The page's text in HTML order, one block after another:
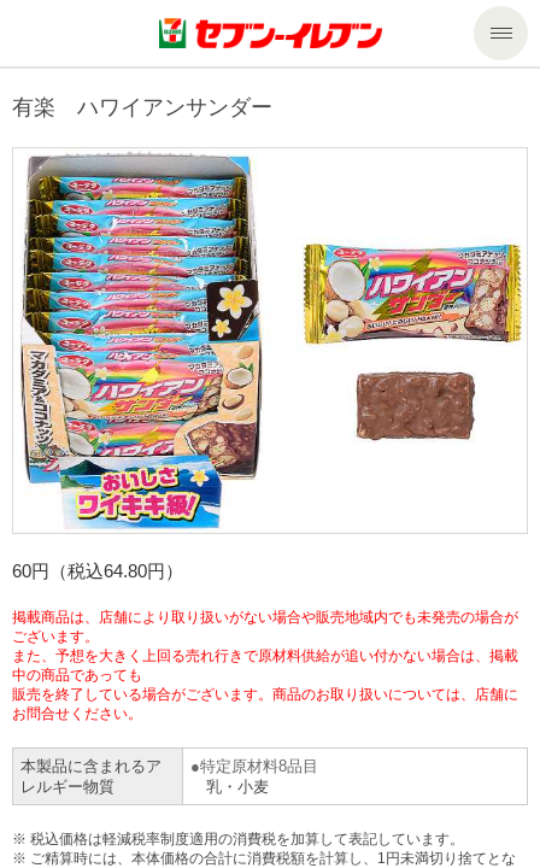
商品のご案内
商品のご案内トップ
今週の新商品
来週の新商品
商品カテゴリ一覧
セブンプレミアム
食の安全・安心への取組み
ギフト
プリペイドカード・金券
ニンテンドー・ダウンロードカード
セール・キャンペーン
サービス
サービストップ
nanacoトップ
マルチコピー機でできること
マルチコピー機でできることトップ
コピー
プリント
スキャン
ファクス
チケット
便利なサービス
宅配便
切手・はがき・印紙
セブン銀行ATM
ご利用可能なお支払い方法
各種料金のお支払い
チケットサービス
セブンチケット
チケットぴあ
イープラス
CNプレイガイド
セブン‐イレブンでお受取り
タワーレコード
セブンネットショッピング
停電時のサービス停止のお知らせ
企業情報
企業情報トップ
ニュースリリース
ごあいさつ
企業理念
会社概要
貸借対照表・損益計算書
沿革
国内店舗数
私たちの取組み
サステナビリティ
サステナビリティトップ
セブン＆アイ・ホールディングスの重点課題
サステナビリティ活動基本方針
サステナビリティ推進体制
GREEN CHALLENGE 2050
4VISIONS
加盟店オーナー募集 物件募集・購入
アルバイト情報
お問い合わせ
English (Corporate)
有楽 ハワイアンサンダー
60円（税込64.80円）
掲載商品は、店舗により取り扱いがない場合や販売地域内でも未発売の場合が
ございます。
また、予想を大きく上回る売れ行きで原材料供給が追い付かない場合は、掲載
中の商品であっても
販売を終了している場合がございます。商品のお取り扱いについては、店舗に
お問合せください。
本製品に含まれるア
レルギー物質
特定原材料8品目
乳・小麦
税込価格は軽減税率制度適用の消費税を加算して表記しています。
ご精算時には、本体価格の合計に消費税額を計算し、1円未満切り捨てとな